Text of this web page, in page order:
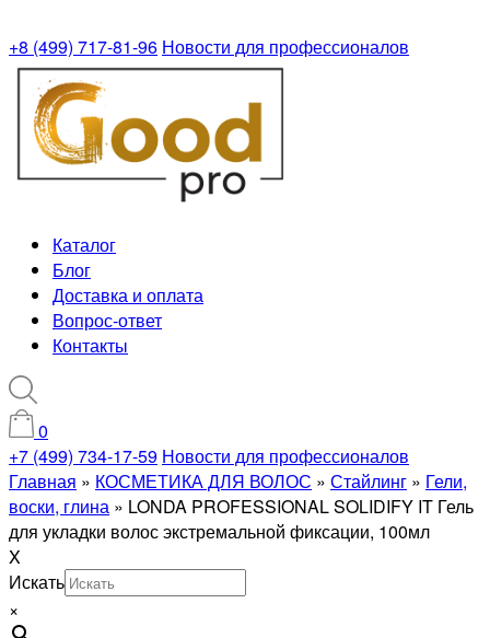
+8 (499) 717-81-96 Новости для профессионалов
Каталог
Блог
Доставка и оплата
Вопрос-ответ
Контакты
0
+7 (499) 734-17-59 Новости для профессионалов
Главная » КОСМЕТИКА ДЛЯ ВОЛОС » Стайлинг » Гели,
воски, глина » LONDA PROFESSIONAL SOLIDIFY IT Гель
для укладки волос экстремальной фиксации, 100мл
X
Искать
×